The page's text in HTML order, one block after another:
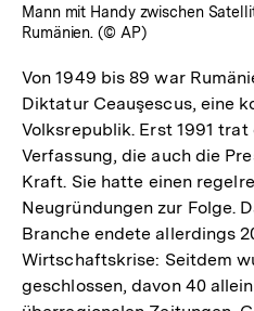
Mann mit Handy zwischen
Rumänien. (© AP)
Von 1949 bis 89 war
Diktatur Ceauşescus, eine
Volksrepublik. Erst 1991
Verfassung, die auch die
Kraft. Sie hatte einen
Neugründungen zur Folge.
Branche endete allerdings
Wirtschaftskrise: Seitdem
geschlossen, davon 40